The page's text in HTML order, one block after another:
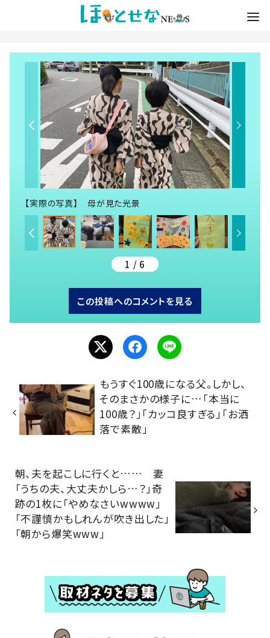
【実際の写真】 母が見た光景
1 / 6
この投稿へのコメントを見る
もうすぐ100歳になる父。しかし、
そのまさかの様子に…「本当に
100歳？」「カッコ良すぎる」「お洒
落で素敵」
朝、夫を起こしに行くと…… 妻
「うちの夫、大丈夫かしら…？」奇
跡の1枚に「やめなさいwwww」
「不謹慎かもしれんが吹き出した」
「朝から爆笑www」